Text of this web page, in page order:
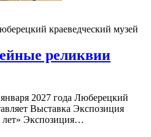
краеведческий музей
реликвии
2027 года Люберецкий
Выставка Экспозиция
лет» Экспозиция…